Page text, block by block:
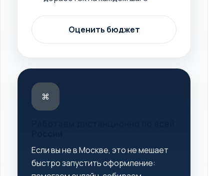
Оценить бюджет
⌘
Если вы не в Москве, это не мешает
быстро запустить оформление: